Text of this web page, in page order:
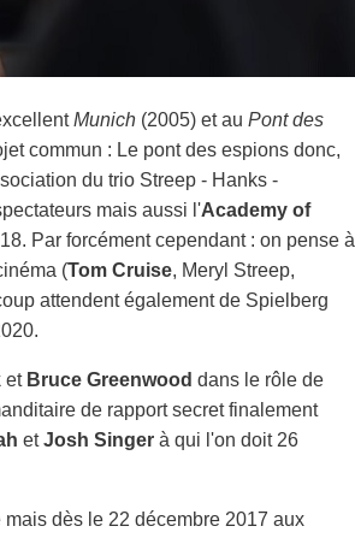
Munich (2005) et au Pont des
commun : Le pont des espions donc,
du trio Streep - Hanks -
mais aussi l'Academy of
Par forcément cependant : on pense à
(Tom Cruise, Meryl Streep,
attendent également de Spielberg
et Bruce Greenwood dans le rôle de
de rapport secret finalement
etJosh Singer à qui l'on doit 26
dès le 22 décembre 2017 aux